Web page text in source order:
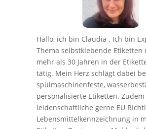
Hallo, ich bin Claudia . Ich bin
Thema selbstklebende Etiketten
mehr als 30 Jahren in der
tätig. Mein Herz schlägt dabei
spülmaschinenfeste,
personalisierte Etiketten. Zudem
leidenschaftliche gerne EU
Lebensmittelkennzeichnung in